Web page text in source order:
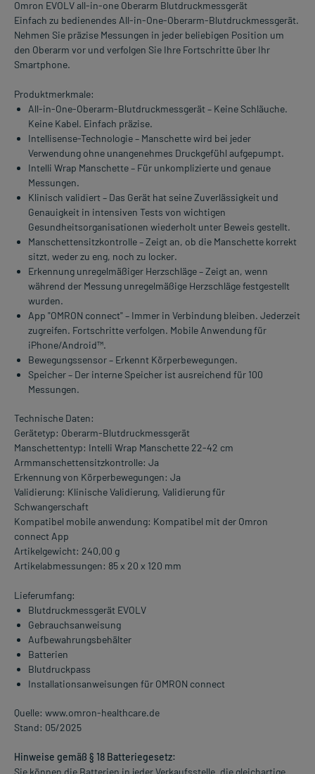
Omron EVOLV all-in-one Oberarm Blutdruckmessgerät
Einfach zu bedienendes All-in-One-Oberarm-Blutdruckmessgerät.
Nehmen Sie präzise Messungen in jeder beliebigen Position um
den Oberarm vor und verfolgen Sie Ihre Fortschritte über Ihr
Smartphone.
Produktmerkmale:
All-in-One-Oberarm-Blutdruckmessgerät – Keine Schläuche.
Keine Kabel. Einfach präzise.
Intellisense-Technologie – Manschette wird bei jeder
Verwendung ohne unangenehmes Druckgefühl aufgepumpt.
Intelli Wrap Manschette – Für unkomplizierte und genaue
Messungen.
Klinisch validiert – Das Gerät hat seine Zuverlässigkeit und
Genauigkeit in intensiven Tests von wichtigen
Gesundheitsorganisationen wiederholt unter Beweis gestellt.
Manschettensitzkontrolle – Zeigt an, ob die Manschette korrekt
sitzt, weder zu eng, noch zu locker.
Erkennung unregelmäßiger Herzschläge – Zeigt an, wenn
während der Messung unregelmäßige Herzschläge festgestellt
wurden.
App "OMRON connect" – Immer in Verbindung bleiben. Jederzeit
zugreifen. Fortschritte verfolgen. Mobile Anwendung für
iPhone/Android™.
Bewegungssensor – Erkennt Körperbewegungen.
Speicher – Der interne Speicher ist ausreichend für 100
Messungen.
Technische Daten:
Gerätetyp: Oberarm-Blutdruckmessgerät
Manschettentyp: Intelli Wrap Manschette 22-42 cm
Armmanschettensitzkontrolle: Ja
Erkennung von Körperbewegungen: Ja
Validierung: Klinische Validierung, Validierung für
Schwangerschaft
Kompatibel mobile anwendung: Kompatibel mit der Omron
connect App
Artikelgewicht: 240,00 g
Artikelabmessungen: 85 x 20 x 120 mm
Lieferumfang:
Blutdruckmessgerät EVOLV
Gebrauchsanweisung
Aufbewahrungsbehälter
Batterien
Blutdruckpass
Installationsanweisungen für OMRON connect
Quelle: www.omron-healthcare.de
Stand: 05/2025
Hinweise gemäß § 18 Batteriegesetz:
Sie können die Batterien in jeder Verkaufsstelle, die gleichartige